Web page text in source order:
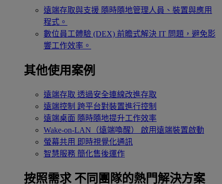
遠端存取與支援 隨時隨地管理人員、裝置與應用
程式。
數位員工體驗 (DEX) 前瞻式解決 IT 問題，避免影
響工作效率。
其他使用案例
遠端存取 透過安全連線改進存取
遠端控制 跨平台對裝置進行控制
遠端桌面 隨時隨地提升工作效率
Wake-on-LAN（遠端喚醒）
啟用遠端裝置啟動
螢幕共用 即時視覺化通訊
智慧服務 簡化售後運作
按照需求 不同團隊的熱門解決方案